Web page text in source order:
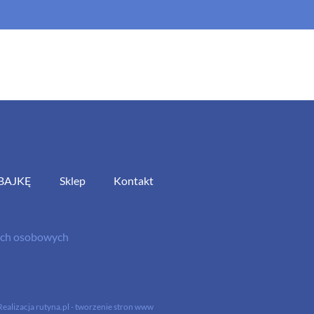
Sklep Kontakt
osobowych
rutyna.pl - tworzenie stron www